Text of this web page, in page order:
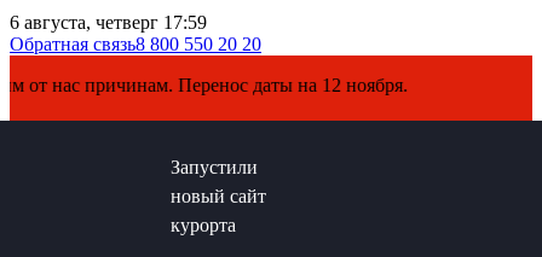
6 августа, четверг 17:59
Обратная связь8 800 550 20 20
Перенос даты на 12 ноября.
Запустили
новый сайт
курорта